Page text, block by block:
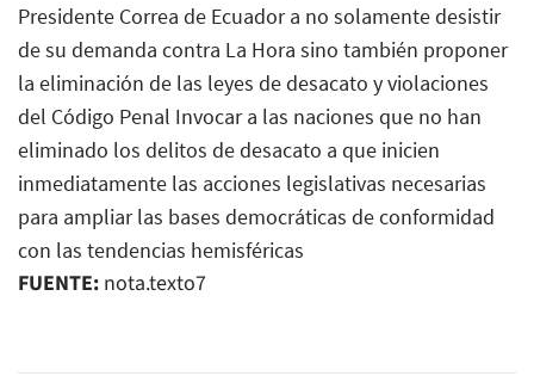
Presidente Correa de Ecuador a no solamente desistir
de su demanda contra La Hora sino también proponer
la eliminación de las leyes de desacato y violaciones
del Código Penal Invocar a las naciones que no han
eliminado los delitos de desacato a que inicien
inmediatamente las acciones legislativas necesarias
para ampliar las bases democráticas de conformidad
con las tendencias hemisféricas
FUENTE: nota.texto7